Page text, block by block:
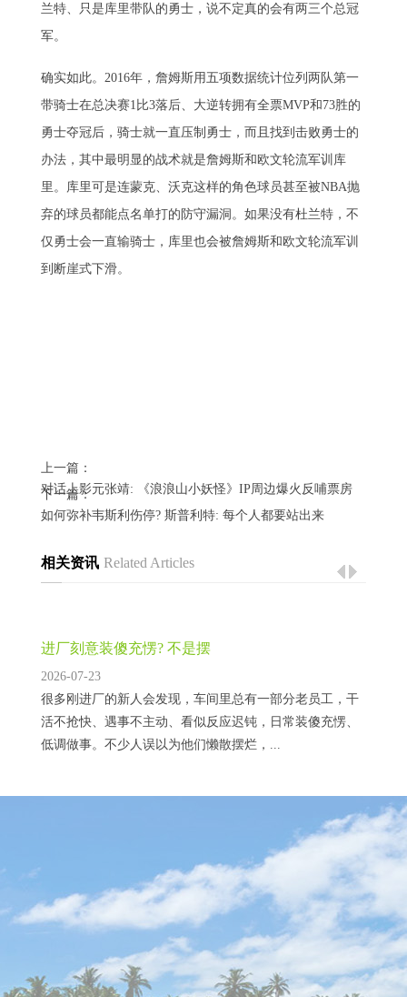
兰特、只是库里带队的勇士，说不定真的会有两三个总冠
军。
确实如此。2016年，詹姆斯用五项数据统计位列两队第一
带骑士在总决赛1比3落后、大逆转拥有全票MVP和73胜的
勇士夺冠后，骑士就一直压制勇士，而且找到击败勇士的
办法，其中最明显的战术就是詹姆斯和欧文轮流军训库
里。库里可是连蒙克、沃克这样的角色球员甚至被NBA抛
弃的球员都能点名单打的防守漏洞。如果没有杜兰特，不
仅勇士会一直输骑士，库里也会被詹姆斯和欧文轮流军训
到断崖式下滑。
上一篇：
对话上影元张靖: 《浪浪山小妖怪》IP周边爆火反哺票房
下一篇：
如何弥补韦斯利伤停? 斯普利特: 每个人都要站出来
相关资讯 Related Articles
进厂刻意装傻充愣? 不是摆
2026-07-23
很多刚进厂的新人会发现，车间里总有一部分老员工，干
活不抢快、遇事不主动、看似反应迟钝，日常装傻充愣、
低调做事。不少人误以为他们懒散摆烂，...
异动分析 Sora概念(文生视频)+AI语料+快手概念+在线教
育+文化传媒概念 1、据公司2025年7月17日互动易：依
托“逍遥大模型”文本生成及理解能力、结合业界领...